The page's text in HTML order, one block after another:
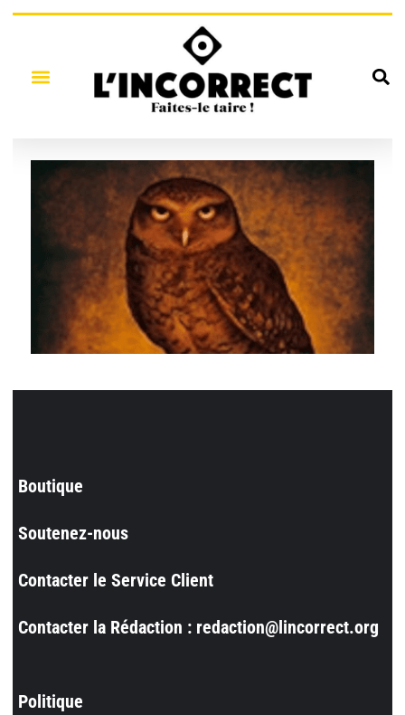
Boutique
Soutenez-nous
Contacter le Service Client
Contacter la Rédaction : redaction@lincorrect.org
Politique